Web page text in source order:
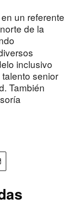
un referente
de la
inclusivo
senior
También